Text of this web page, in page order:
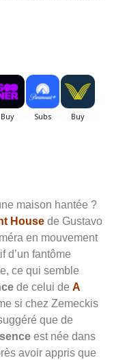
maison hantée ?
House de Gustavo
en mouvement
d’un fantôme
ce qui semble
de celui de A
si chez Zemeckis
que de
est née dans
avoir appris que